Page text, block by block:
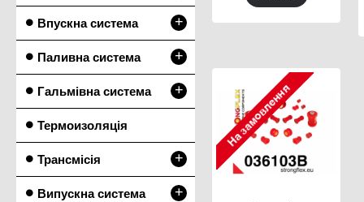
Впускна система +
Паливна система +
Гальмівна система +
Термоизоляція
Трансмісія +
Випускна система +